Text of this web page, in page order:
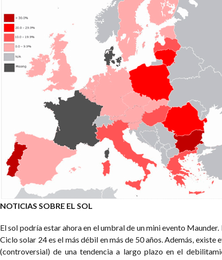
NOTICIAS SOBRE EL SOL
El sol podría estar ahora en el umbral de un mini evento Maunder.
Ciclo solar 24 es el más débil en más de 50 años. Además, existe
(controversial) de una tendencia a largo plazo en el